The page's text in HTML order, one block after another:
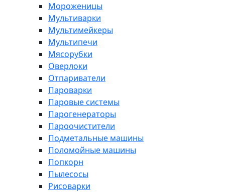
Мороженицы
Мультиварки
Мультимейкеры
Мультипечи
Мясорубки
Оверлоки
Отпариватели
Пароварки
Паровые системы
Парогенераторы
Пароочистители
Подметальные машины
Поломойные машины
Попкорн
Пылесосы
Рисоварки